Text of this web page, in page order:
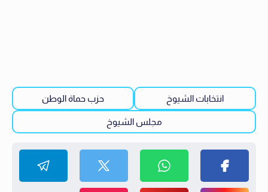
انتخابات الشيوخ حزب حماة الوطن
مجلس الشيوخ